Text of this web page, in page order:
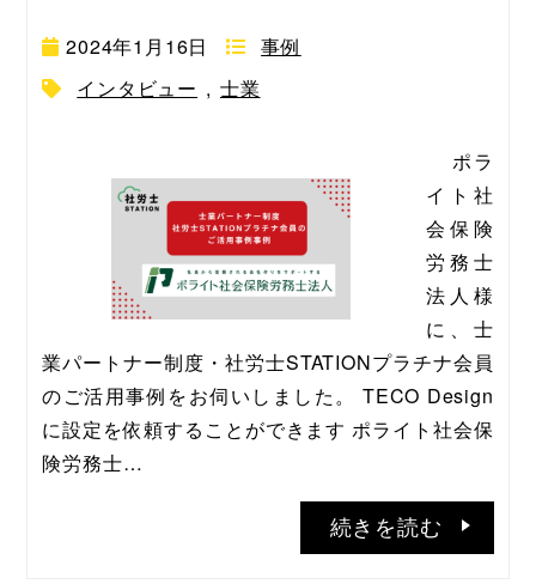
2024年1月16日
事例
インタビュー , 士業
ポラ
イト社
会保険
労務士
法人様
に、士
業パートナー制度・社労士STATIONプラチナ会員
のご活用事例をお伺いしました。 TECO Design
に設定を依頼することができます ポライト社会保
険労務士…
続きを読む